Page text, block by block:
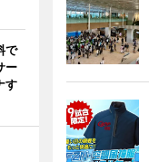
で
ー
す